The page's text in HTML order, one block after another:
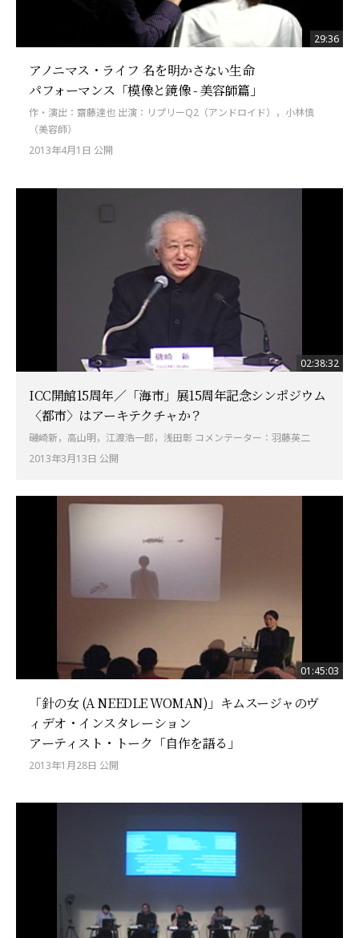
29:36
アノニマス・ライフ 名を明かさない生命
パフォーマンス「模像と鏡像 - 美容師篇」
作・演出：齋藤達也 出演：リプリーQ2（アンドロイド），小林慎
（美容師）
2013年4月1日 公開
02:38:32
ICC開館15周年／「海市」展15周年記念シンポジウム
〈都市〉はアーキテクチャか？
磯崎新，高山明，江渡浩一郎，浅田彰 コメンテーター：羽藤英二
2013年3月13日 公開
01:45:03
「針の女 (A NEEDLE WOMAN)」キムスージャのヴ
ィデオ・インスタレーション
アーティスト・トーク「自作を語る」
2013年1月28日 公開